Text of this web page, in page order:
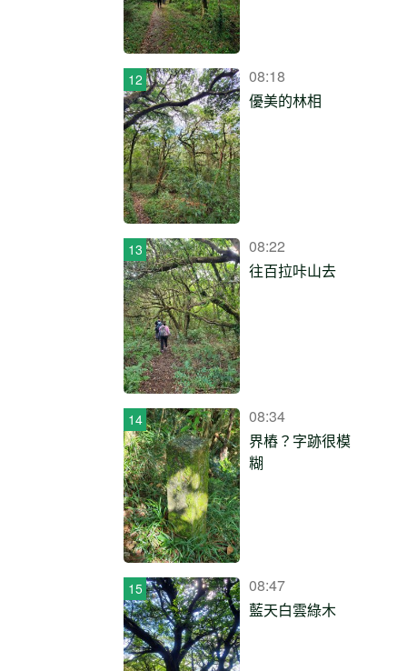
08:18
優美的林相
08:22
往百拉咔山去
08:34
界樁？字跡很模
糊
08:47
藍天白雲綠木